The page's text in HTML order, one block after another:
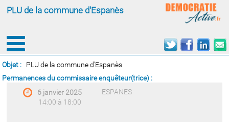
PLU de la commune d'Espanès
Objet :
PLU de la commune d'Espanès
Permanences du commissaire enquêteur(trice) :
6 janvier 2025
14:00 à 18:00
ESPANES